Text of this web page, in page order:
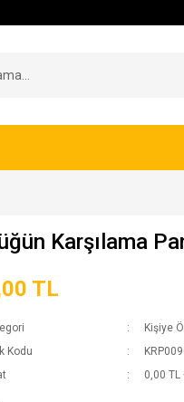
Karşılama
TL
Kişiye
Kodu
0,00 TL